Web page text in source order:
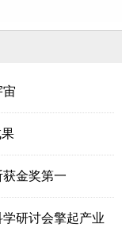
宙
金奖第一
研讨会擎起产业